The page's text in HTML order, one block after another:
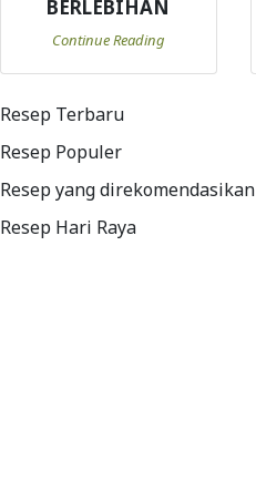
BERLEBIHAN
Continue Reading
Resep Terbaru
Resep Populer
Resep yang direkomendasikan
Resep Hari Raya